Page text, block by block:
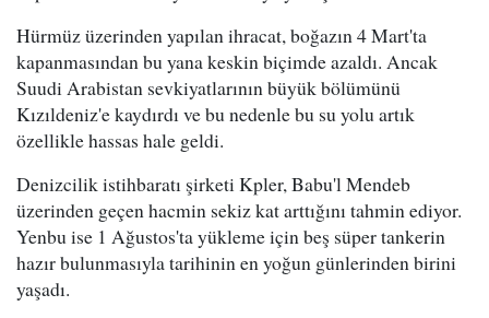
Hürmüz üzerinden yapılan ihracat, boğazın 4 Mart'ta
kapanmasından bu yana keskin biçimde azaldı. Ancak
Suudi Arabistan sevkiyatlarının büyük bölümünü
Kızıldeniz'e kaydırdı ve bu nedenle bu su yolu artık
özellikle hassas hale geldi.
Denizcilik istihbaratı şirketi Kpler, Babu'l Mendeb
üzerinden geçen hacmin sekiz kat arttığını tahmin ediyor.
Yenbu ise 1 Ağustos'ta yükleme için beş süper tankerin
hazır bulunmasıyla tarihinin en yoğun günlerinden birini
yaşadı.